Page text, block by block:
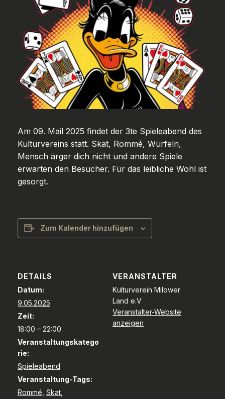
Am 09. Mail 2025 findet der 3te Spieleabend des
Kulturvereins statt. Skat, Rommé, Würfeln,
Mensch ärger dich nicht und andere Spiele
erwarten den Besucher. Für das leibliche Wohl ist
gesorgt.
Zum Kalender hinzufügen
DETAILS
Datum:
9.05.2025
Zeit:
18:00 – 22:00
Veranstaltungskatego
rie:
Spieleabend
Veranstaltung-Tags:
Rommé Skat,
VERANSTALTER
Kulturverein Milower
Land e.V
Veranstalter-Website
anzeigen